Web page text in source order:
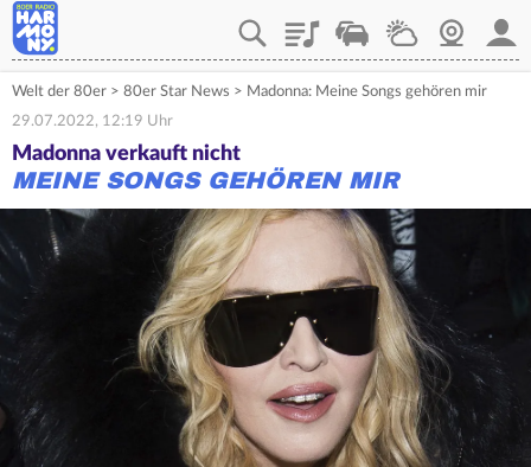
PlaylistVerkehrWetterWebcam
Welt der 80er > 80er Star News > Madonna: Meine Songs gehören mir
29.07.2022, 12:19 Uhr
Madonna verkauft nicht
MEINE SONGS GEHÖREN MIR